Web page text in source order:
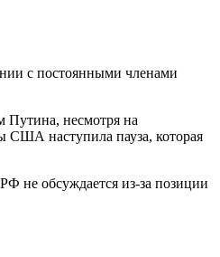
с постоянными членами
Путина, несмотря на
США наступила пауза, которая
не обсуждается из-за позиции